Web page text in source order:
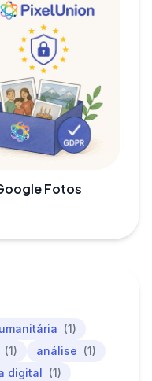
Fotos
(1)
(1) análise (1)
digital
(1)